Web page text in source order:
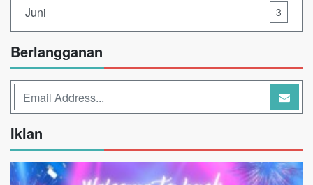
Juni 3
Berlangganan
Iklan